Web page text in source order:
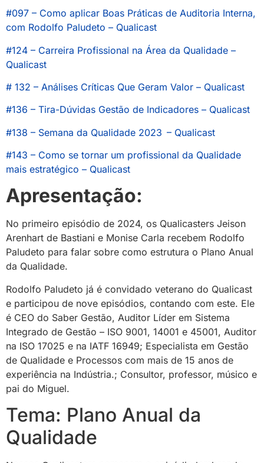
#097 – Como aplicar Boas Práticas de Auditoria Interna,
com Rodolfo Paludeto – Qualicast
#124 – Carreira Profissional na Área da Qualidade –
Qualicast
# 132 – Análises Críticas Que Geram Valor – Qualicast
#136 – Tira-Dúvidas Gestão de Indicadores – Qualicast
#138 – Semana da Qualidade 2023 – Qualicast
#143 – Como se tornar um profissional da Qualidade
mais estratégico – Qualicast
Apresentação:
No primeiro episódio de 2024, os Qualicasters Jeison
Arenhart de Bastiani e Monise Carla recebem Rodolfo
Paludeto para falar sobre como estrutura o Plano Anual
da Qualidade.
Rodolfo Paludeto já é convidado veterano do Qualicast
e participou de nove episódios, contando com este. Ele
é CEO do Saber Gestão, Auditor Líder em Sistema
Integrado de Gestão – ISO 9001, 14001 e 45001, Auditor
na ISO 17025 e na IATF 16949; Especialista em Gestão
de Qualidade e Processos com mais de 15 anos de
experiência na Indústria.; Consultor, professor, músico e
pai do Miguel.
Tema: Plano Anual da
Qualidade